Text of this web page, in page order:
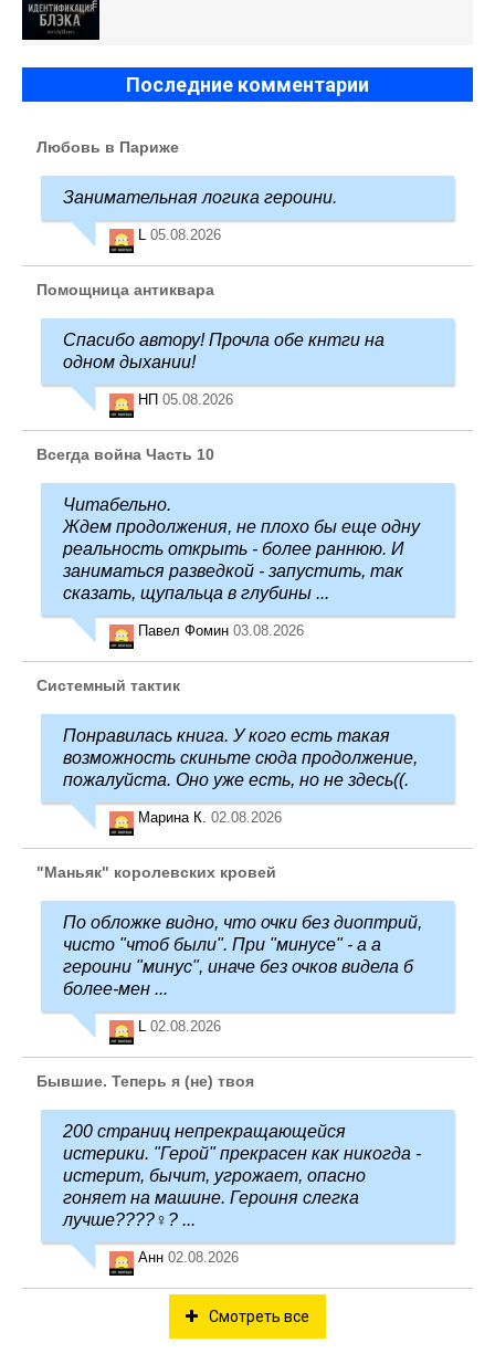
Последние комментарии
Любовь в Париже
Занимательная логика героини.
L 05.08.2026
Помощница антиквара
Спасибо автору! Прочла обе кнтги на
одном дыхании!
НП 05.08.2026
Всегда война Часть 10
Читабельно.
Ждем продолжения, не плохо бы еще одну
реальность открыть - более раннюю. И
заниматься разведкой - запустить, так
сказать, щупальца в глубины ...
Павел Фомин 03.08.2026
Системный тактик
Понравилась книга. У кого есть такая
возможность скиньте сюда продолжение,
пожалуйста. Оно уже есть, но не здесь((.
Марина К. 02.08.2026
"Маньяк" королевских кровей
По обложке видно, что очки без диоптрий,
чисто "чтоб были". При "минусе" - а а
героини "минус", иначе без очков видела б
более-мен ...
L 02.08.2026
Бывшие. Теперь я (не) твоя
200 страниц непрекращающейся
истерики. "Герой" прекрасен как никогда -
истерит, бычит, угрожает, опасно
гоняет на машине. Героиня слегка
лучше????‍♀️? ...
Анн 02.08.2026
Смотреть все